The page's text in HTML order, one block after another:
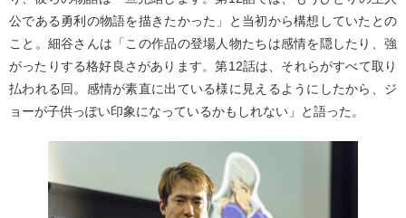
公である勇利の物語を描きたかった」と当初から構想していたとの
こと。細谷さんは「この作品の登場人物たちは感情を隠したり、強
がったりする格好良さがあります。第12話は、それらがすべて取り
払われる回。感情が素直に出ている様に見えるようにしたから、ジ
ョーが子供っぽい印象になっているかもしれない」と語った。